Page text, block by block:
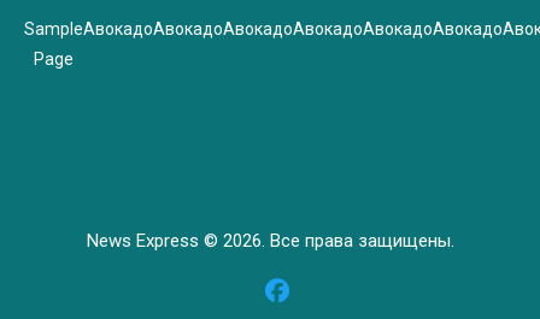
Sample
Page
АвокадоАвокадоАвокадоАвокадоАвокадоАвокадо
News Express © 2026. Все права защищены.